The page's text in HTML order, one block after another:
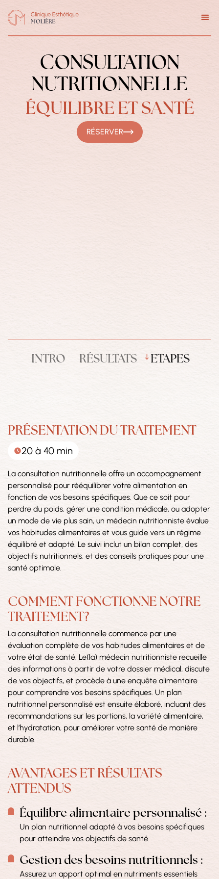
CONSULTATION
NUTRITIONNELLE
ÉQUILIBRE ET SANTÉ
RÉSERVER
INTRO RÉSULTATS ETAPES
PRÉSENTATION DU TRAITEMENT
20 à 40 min
La consultation nutritionnelle offre un accompagnement
personnalisé pour rééquilibrer votre alimentation en
fonction de vos besoins spécifiques. Que ce soit pour
perdre du poids, gérer une condition médicale, ou adopter
un mode de vie plus sain, un médecin nutritionniste évalue
vos habitudes alimentaires et vous guide vers un régime
équilibré et adapté. Le suivi inclut un bilan complet, des
objectifs nutritionnels, et des conseils pratiques pour une
santé optimale.
COMMENT FONCTIONNE NOTRE
TRAITEMENT?
La consultation nutritionnelle commence par une
évaluation complète de vos habitudes alimentaires et de
votre état de santé. Le(la) médecin nutritionniste recueille
des informations à partir de votre dossier médical, discute
de vos objectifs, et procède à une enquête alimentaire
pour comprendre vos besoins spécifiques. Un plan
nutritionnel personnalisé est ensuite élaboré, incluant des
recommandations sur les portions, la variété alimentaire,
et l’hydratation, pour améliorer votre santé de manière
durable.
AVANTAGES ET RÉSULTATS
ATTENDUS
Équilibre alimentaire personnalisé :
Un plan nutritionnel adapté à vos besoins spécifiques
pour atteindre vos objectifs de santé.
Gestion des besoins nutritionnels :
Assurez un apport optimal en nutriments essentiels